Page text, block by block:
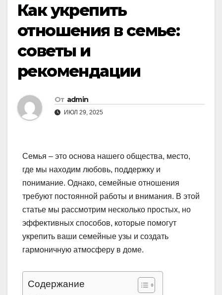
Как укрепить
отношения в семье:
советы и
рекомендации
От admin
ИЮЛ 29, 2025
Семья – это основа нашего общества, место,
где мы находим любовь, поддержку и
понимание. Однако, семейные отношения
требуют постоянной работы и внимания. В этой
статье мы рассмотрим несколько простых, но
эффективных способов, которые помогут
укрепить ваши семейные узы и создать
гармоничную атмосферу в доме.
Содержание